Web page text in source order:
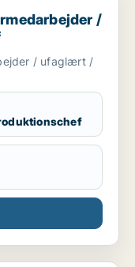
/
/ ufaglært /